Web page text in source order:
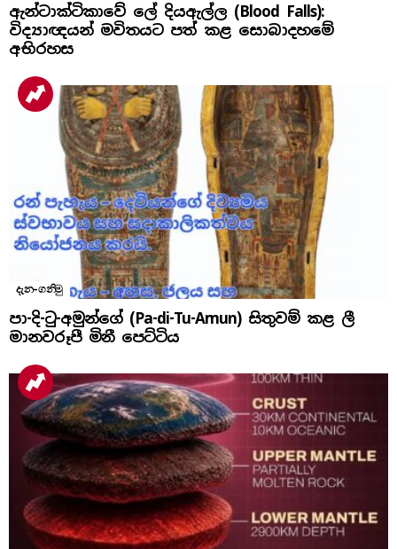
ඇන්ටාක්ටිකාවේ ලේ දියඇල්ල (Blood Falls):
විද්‍යාඥයන් මවිතයට පත් කළ සොබාදහමේ
අභිරහස
දැන-ගනිමු
පා-දි-ටු-අමුන්ගේ (Pa-di-Tu-Amun) සිතුවම් කළ ලී
මානවරූපී මිනී පෙට්ටිය